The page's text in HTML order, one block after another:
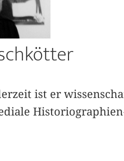
ist er